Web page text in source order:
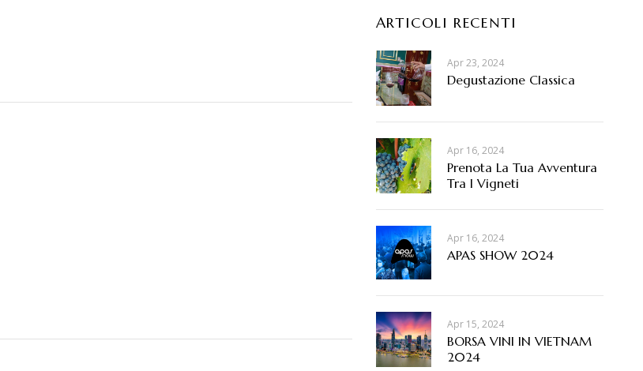
ARTICOLI RECENTI
Apr 23, 2024
Degustazione Classica
Apr 16, 2024
Prenota La Tua Avventura
Tra I Vigneti
Apr 16, 2024
APAS SHOW 2024
Apr 15, 2024
BORSA VINI IN VIETNAM
2024